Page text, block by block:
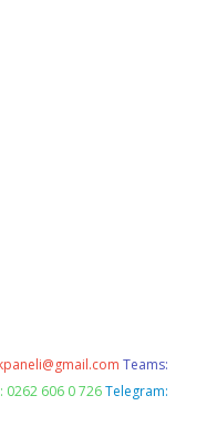
Teams:
0262 606 0 726 Telegram: